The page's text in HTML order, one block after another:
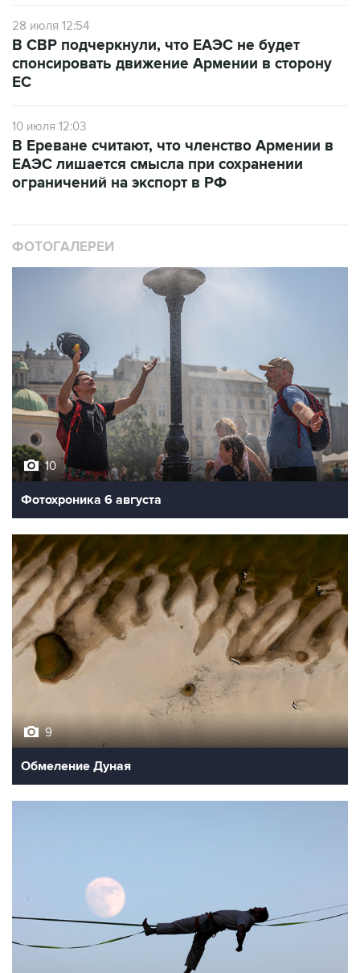
28 июля 12:54
В СВР подчеркнули, что ЕАЭС не будет
спонсировать движение Армении в сторону
ЕС
10 июля 12:03
В Ереване считают, что членство Армении в
ЕАЭС лишается смысла при сохранении
ограничений на экспорт в РФ
ФОТОГАЛЕРЕИ
10
Фотохроника 6 августа
9
Обмеление Дуная